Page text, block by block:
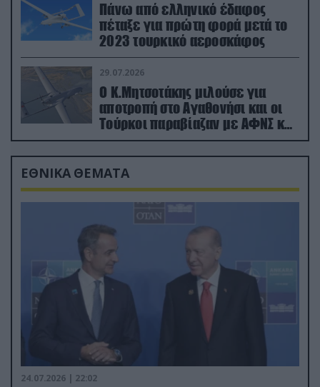
Πάνω από ελληνικό έδαφος
πέταξε για πρώτη φορά μετά το
2023 τουρκικό αεροσκάφος
29.07.2026
Ο Κ.Μητσοτάκης μιλούσε για
αποτροπή στο Αγαθονήσι και οι
Τούρκοι παραβίαζαν με ΑΦΝΣ και
drone
ΕΘΝΙΚΑ ΘΕΜΑΤΑ
24.07.2026 | 22:02